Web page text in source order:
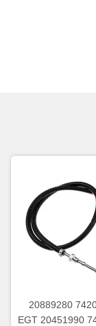
7420889280 20889280
7420451990 20451990 EGT